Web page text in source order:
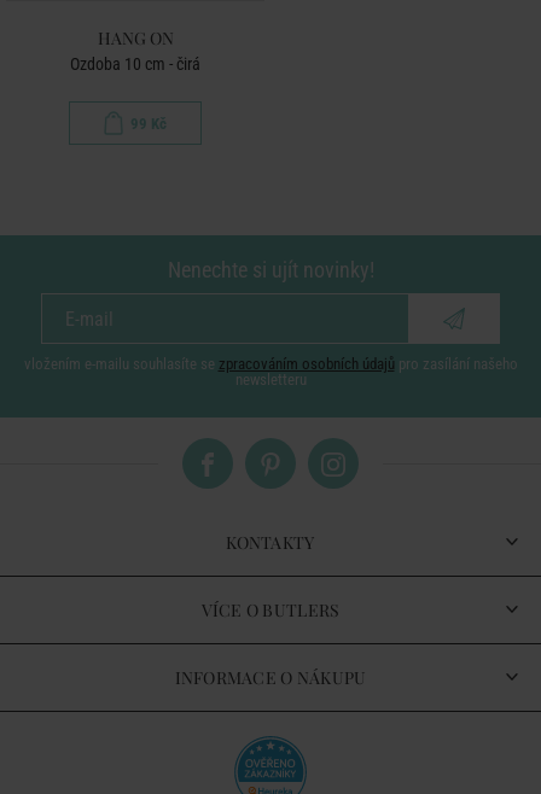
HANG ON
Ozdoba 10 cm - čirá
99 Kč
Nenechte si ujít novinky!
vložením e-mailu souhlasíte se zpracováním osobních údajů pro zasílání našeho
newsletteru
KONTAKTY
VÍCE O BUTLERS
INFORMACE O NÁKUPU